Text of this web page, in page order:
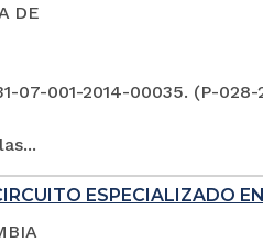
DE
07-001-2014-00035. (P-028-
ESPECIALIZADO